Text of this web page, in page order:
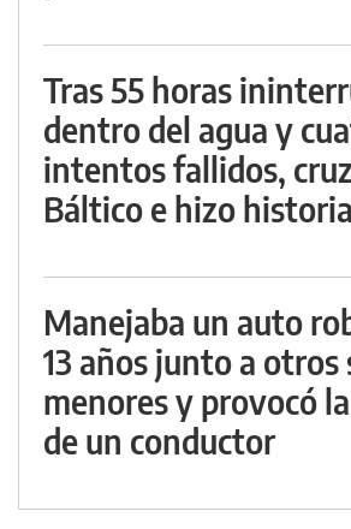
Tras 55 horas
dentro del agua y
intentos fallidos,
Báltico e hizo historia
Manejaba un auto
13 años junto a otros
menores y provocó
de un conductor